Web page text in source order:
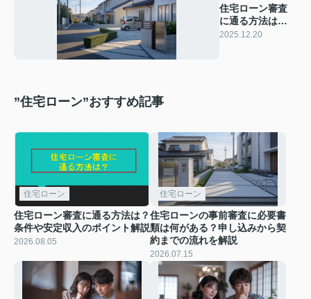
住宅ローン審査
に通る方法は？
準備や対策のポ
2025.12.20
”住宅ローン”おすすめ記事
住宅ローン
住宅ローン審査に通る方法は？
条件や安定収入のポイント解説
2026.08.05
住宅ローン
住宅ローンの事前審査に必要書
類は何がある？申し込みから契
約までの流れを解説
2026.07.15